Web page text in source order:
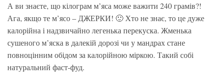
А ви знаєте, що кілограм м’яса може важити 240 грамів?!
Ага, якщо те м’ясо – ДЖЕРКИ! 🙂 Хто не знає, то це дуже
калорійна і надзвичайно легенька перекуска. Жменька
сушеного м’яска в далекій дорозі чи у мандрах стане
повноцінним обідом за калорійною міркою. Такий собі
натуральний фаст-фуд.